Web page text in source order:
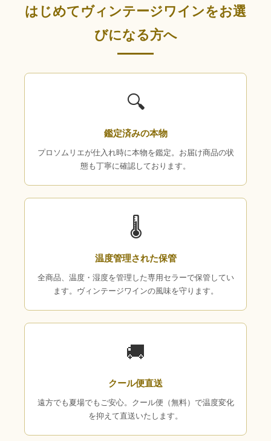
はじめてヴィンテージワインをお選
びになる方へ
🔍
鑑定済みの本物
プロソムリエが仕入れ時に本物を鑑定。お届け商品の状
態も丁寧に確認しております。
🌡
温度管理された保管
全商品、温度・湿度を管理した専用セラーで保管してい
ます。ヴィンテージワインの風味を守ります。
🚚
クール便直送
遠方でも夏場でもご安心。クール便（無料）で温度変化
を抑えて直送いたします。